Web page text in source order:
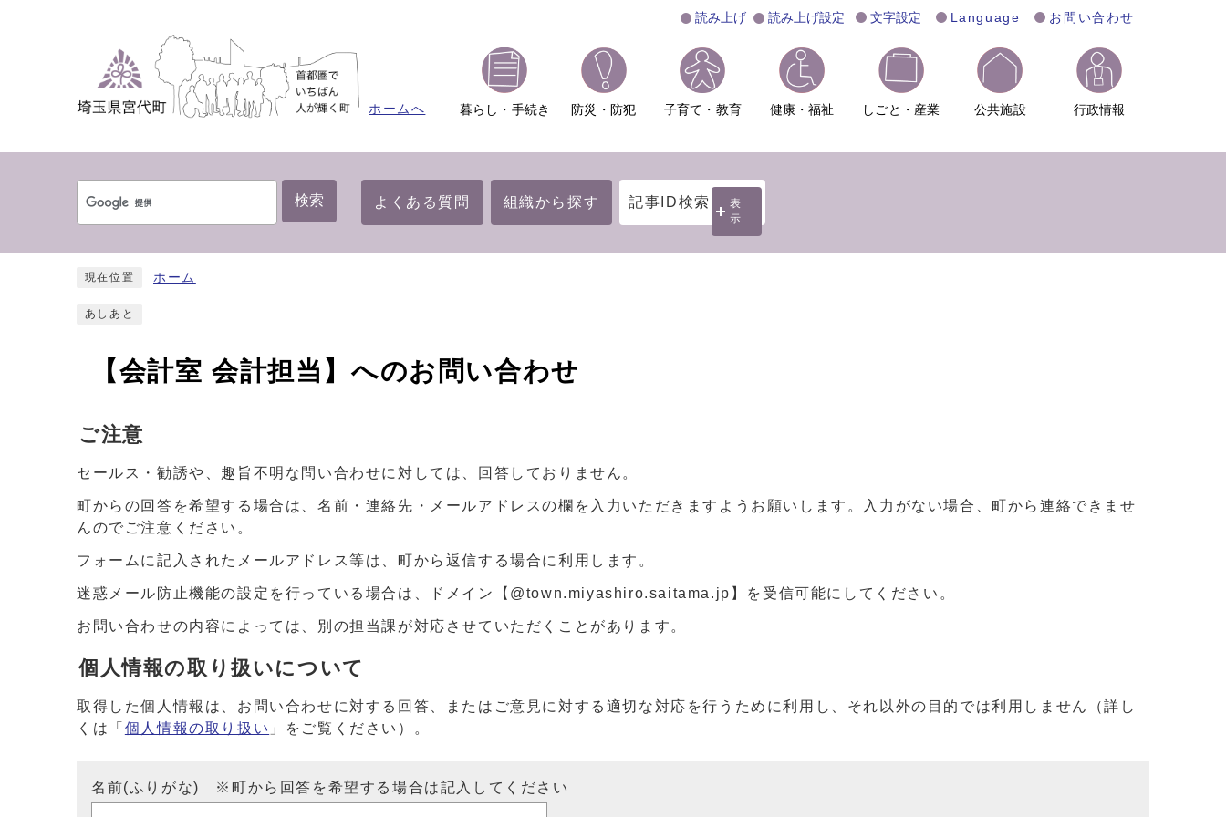
読み上げ 読み上げ設定 文字設定 Language お問い合わせ
ホームへ 暮らし・手続き 防災・防犯 子育て・教育 健康・福祉 しごと・産業 公共施設 行政情報
検索 よくある質問 組織から探す 記事ID検索
表
示
現在位置 ホーム
あしあと
【会計室 会計担当】へのお問い合わせ
ご注意
セールス・勧誘や、趣旨不明な問い合わせに対しては、回答しておりません。
町からの回答を希望する場合は、名前・連絡先・メールアドレスの欄を入力いただきますようお願いします。入力がない場合、町から連絡できませ
んのでご注意ください。
フォームに記入されたメールアドレス等は、町から返信する場合に利用します。
迷惑メール防止機能の設定を行っている場合は、ドメイン【@town.miyashiro.saitama.jp】を受信可能にしてください。
お問い合わせの内容によっては、別の担当課が対応させていただくことがあります。
個人情報の取り扱いについて
取得した個人情報は、お問い合わせに対する回答、またはご意見に対する適切な対応を行うために利用し、それ以外の目的では利用しません（詳し
くは「 個人情報の取り扱い 」をご覧ください）。
名前(ふりがな) ※町から回答を希望する場合は記入してください